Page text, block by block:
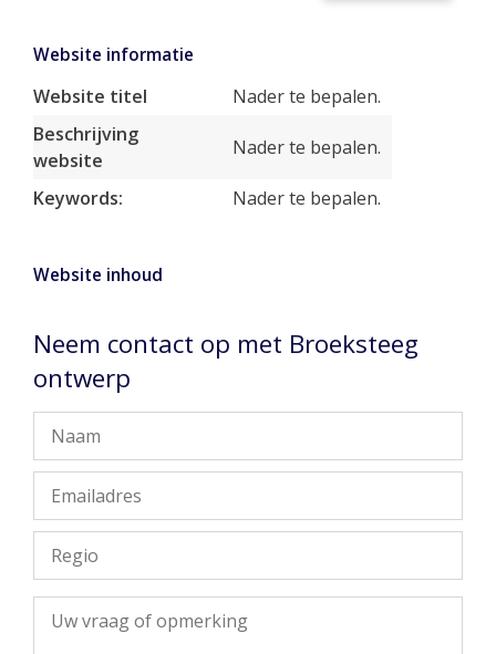
Website informatie
Website titel
Nader te bepalen.
Beschrijving
website
Nader te bepalen.
Keywords: Nader te bepalen.
Website inhoud
Neem contact op met Broeksteeg
ontwerp